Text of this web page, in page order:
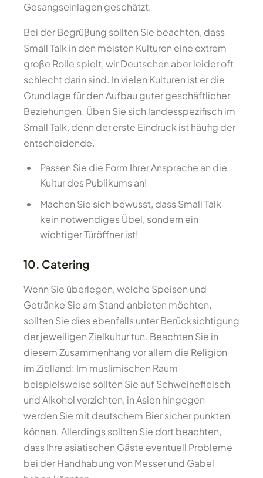
Gesangseinlagen geschätzt.
Bei der Begrüßung sollten Sie beachten, dass
Small Talk in den meisten Kulturen eine extrem
große Rolle spielt, wir Deutschen aber leider oft
schlecht darin sind. In vielen Kulturen ist er die
Grundlage für den Aufbau guter geschäftlicher
Beziehungen. Üben Sie sich landesspezifisch im
Small Talk, denn der erste Eindruck ist häufig der
entscheidende.
Passen Sie die Form Ihrer Ansprache an die
Kultur des Publikums an!
Machen Sie sich bewusst, dass Small Talk
kein notwendiges Übel, sondern ein
wichtiger Türöffner ist!
10. Catering
Wenn Sie überlegen, welche Speisen und
Getränke Sie am Stand anbieten möchten,
sollten Sie dies ebenfalls unter Berücksichtigung
der jeweiligen Zielkultur tun. Beachten Sie in
diesem Zusammenhang vor allem die Religion
im Zielland: Im muslimischen Raum
beispielsweise sollten Sie auf Schweinefleisch
und Alkohol verzichten, in Asien hingegen
werden Sie mit deutschem Bier sicher punkten
können. Allerdings sollten Sie dort beachten,
dass Ihre asiatischen Gäste eventuell Probleme
bei der Handhabung von Messer und Gabel